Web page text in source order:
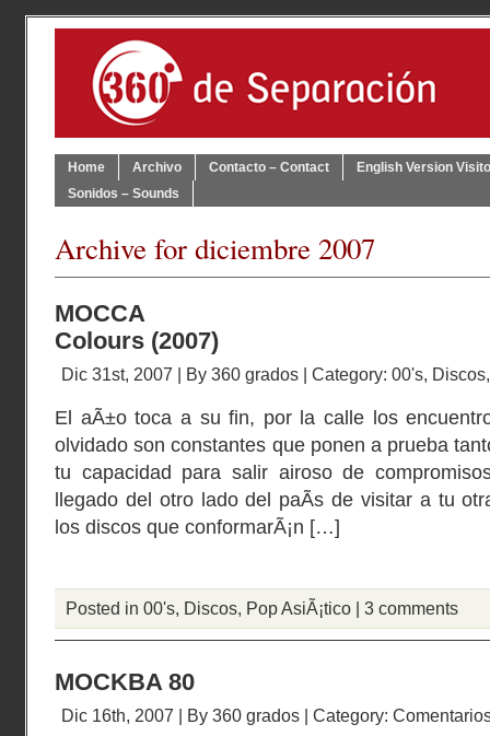
Home Archivo Contacto – Contact
English Version
Sonidos – Sounds
Archive for diciembre 2007
MOCCA
Colours (2007)
Dic 31st, 2007 | By 360 grados | Category: 00's, Discos
El aÃ±o toca a su fin, por la calle los
olvidado son constantes que ponen a prueba
tu capacidad para salir airoso de
llegado del otro lado del paÃ­s de visitar a tu
los discos que conformarÃ¡n […]
Posted in 00's, Discos, Pop AsiÃ¡tico | 3 comments
MOCKBA 80
Dic 16th, 2007 | By 360 grados | Category: